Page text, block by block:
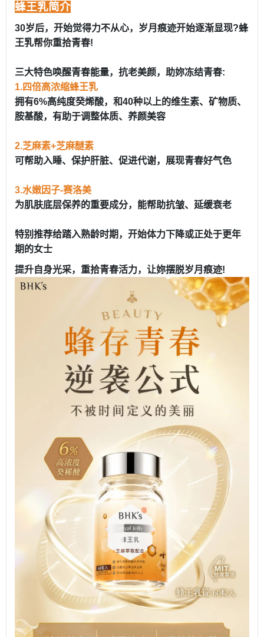
蜂王乳简介
30岁后，开始觉得力不从心，岁月痕迹开始逐渐显现?蜂
王乳帮你重拾青春!
三大特色唤醒青春能量，抗老美颜，助妳冻结青春:
1.四倍高浓缩蜂王乳
拥有6%高纯度癸烯酸，和40种以上的维生素、矿物质、
胺基酸，有助于调整体质、养颜美容
2.芝麻素+芝麻醚素
可帮助入睡、保护肝脏、促进代谢，展现青春好气色
3.水嫩因子-赛洛美
为肌肤底层保养的重要成分，能帮助抗皱、延缓衰老
特别推荐给踏入熟龄时期，开始体力下降或正处于更年
期的女士
提升自身光采，重拾青春活力，让妳摆脱岁月痕迹!